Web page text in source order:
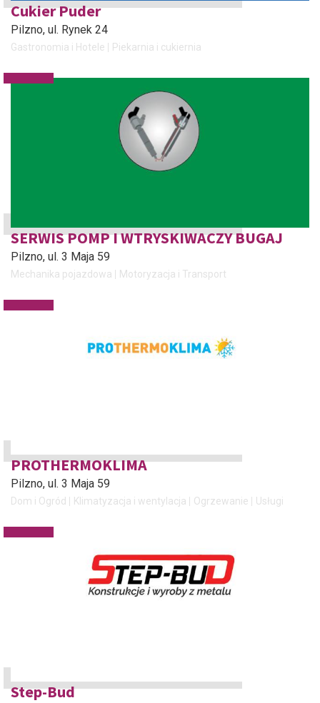
Cukier Puder
Pilzno, ul. Rynek 24
Gastronomia i Hotele Piekarnia i cukiernia
SERWIS POMP I WTRYSKIWACZY BUGAJ
Pilzno, ul. 3 Maja 59
Mechanika pojazdowa Motoryzacja i Transport
PROTHERMOKLIMA
Pilzno, ul. 3 Maja 59
Dom i Ogród Klimatyzacja i wentylacja Ogrzewanie Usługi
Step-Bud